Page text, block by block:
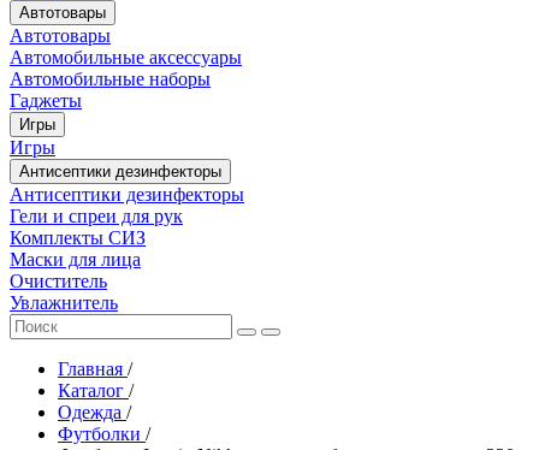
Автотовары
Автотовары
Автомобильные аксессуары
Автомобильные наборы
Гаджеты
Игры
Игры
Антисептики дезинфекторы
Антисептики дезинфекторы
Гели и спреи для рук
Комплекты СИЗ
Маски для лица
Очиститель
Увлажнитель
Главная /
Каталог /
Одежда /
Футболки /